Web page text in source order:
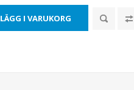
LÄGG I VARUKORG